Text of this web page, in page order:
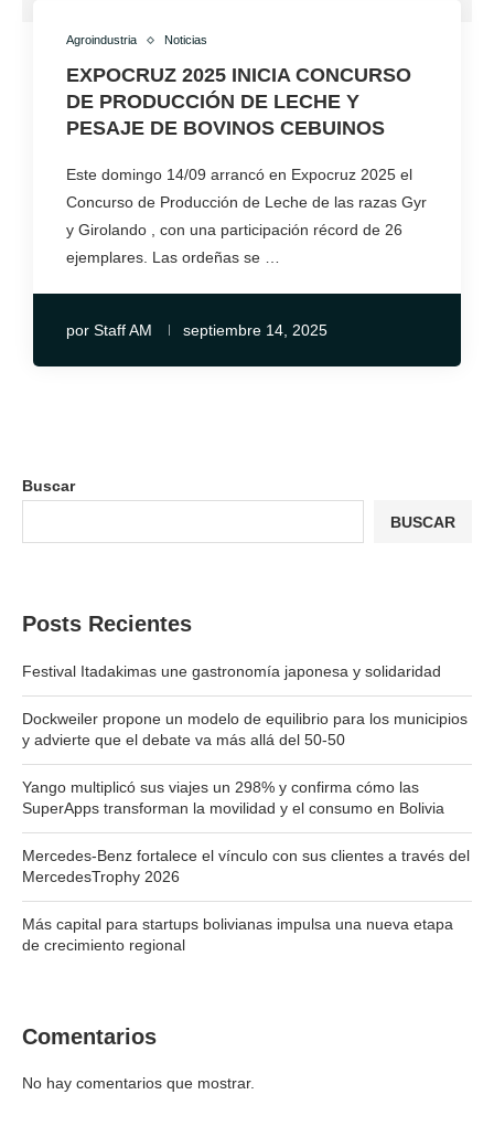
Agroindustria Noticias
EXPOCRUZ 2025 INICIA CONCURSO
DE PRODUCCIÓN DE LECHE Y
PESAJE DE BOVINOS CEBUINOS
Este domingo 14/09 arrancó en Expocruz 2025 el
Concurso de Producción de Leche de las razas Gyr
y Girolando , con una participación récord de 26
ejemplares. Las ordeñas se …
por Staff AM septiembre 14, 2025
Buscar
BUSCAR
Posts Recientes
Festival Itadakimas une gastronomía japonesa y solidaridad
Dockweiler propone un modelo de equilibrio para los municipios
y advierte que el debate va más allá del 50-50
Yango multiplicó sus viajes un 298% y confirma cómo las
SuperApps transforman la movilidad y el consumo en Bolivia
Mercedes-Benz fortalece el vínculo con sus clientes a través del
MercedesTrophy 2026
Más capital para startups bolivianas impulsa una nueva etapa
de crecimiento regional
Comentarios
No hay comentarios que mostrar.